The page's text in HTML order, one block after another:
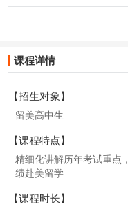
课程详情
【招生对象】
留美高中生
【课程特点】
精细化讲解历年考试重点
绩赴美留学
【课程时长】